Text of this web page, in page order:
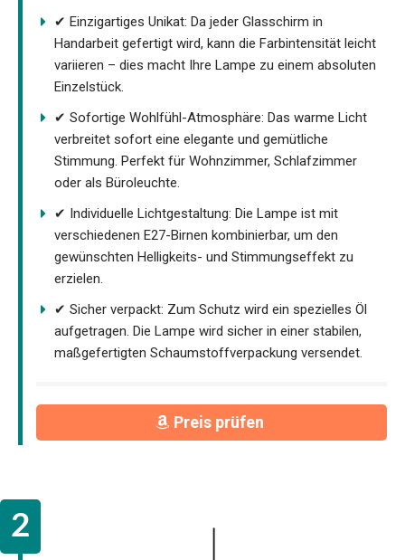
✔ Einzigartiges Unikat: Da jeder Glasschirm in
Handarbeit gefertigt wird, kann die Farbintensität leicht
variieren – dies macht Ihre Lampe zu einem absoluten
Einzelstück.
✔ Sofortige Wohlfühl-Atmosphäre: Das warme Licht
verbreitet sofort eine elegante und gemütliche
Stimmung. Perfekt für Wohnzimmer, Schlafzimmer
oder als Büroleuchte.
✔ Individuelle Lichtgestaltung: Die Lampe ist mit
verschiedenen E27-Birnen kombinierbar, um den
gewünschten Helligkeits- und Stimmungseffekt zu
erzielen.
✔ Sicher verpackt: Zum Schutz wird ein spezielles Öl
aufgetragen. Die Lampe wird sicher in einer stabilen,
maßgefertigten Schaumstoffverpackung versendet.
Preis prüfen